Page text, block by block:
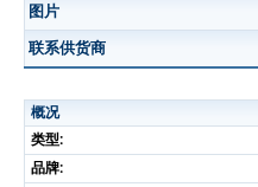
图片
联系供货商
概况
类型:
品牌: